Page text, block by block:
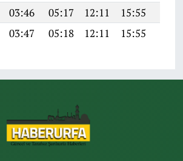
03:46 05:17 12:11 15:55
03:47 05:18 12:11 15:55